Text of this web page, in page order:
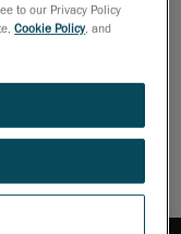
を組み合わせた場
to our Privacy Policy
Cookie Policy, and